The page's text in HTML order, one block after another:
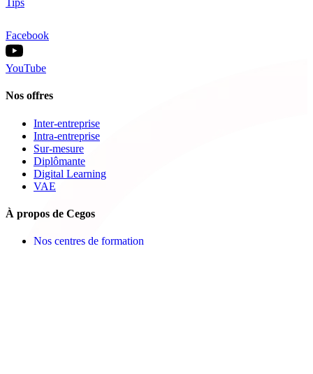
Tips
Facebook
YouTube
Nos offres
Inter-entreprise
Intra-entreprise
Sur-mesure
Diplômante
Digital Learning
VAE
À propos de Cegos
Nos centres de formation